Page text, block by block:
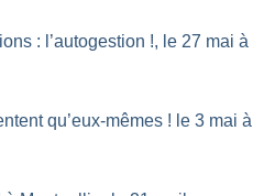
: l’autogestion !, le 27 mai à
qu’eux-mêmes ! le 3 mai à